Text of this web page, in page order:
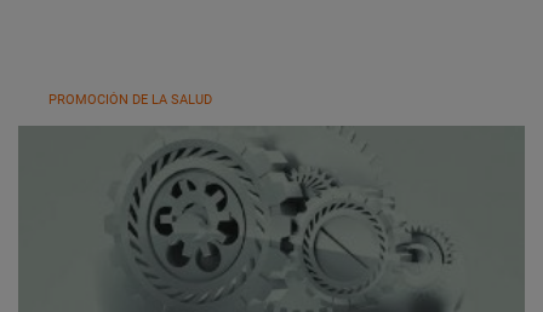
PROMOCIÓN DE LA SALUD